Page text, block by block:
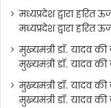
मध्यप्रदेश द्वारा हरित
मध्यप्रदेश द्वारा हरित
मुख्यमंत्री डॉ. यादव
मुख्यमंत्री डॉ. यादव
मुख्यमंत्री डॉ. यादव
मुख्यमंत्री डॉ. यादव